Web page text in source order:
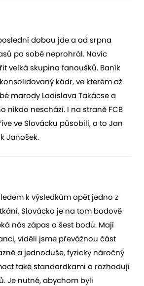
dobou jde a od srpna
po sobě neprohrál. Navíc
velká skupina fanoušků. Baník
kádr, ve kterém až
marody Ladislava Takácse a
nikdo neschází. I na straně FCB
ve Slovácku působili, a to Jan
Janošek.
k výsledkům opět jedno z
Slovácko je na tom bodově
nás zápas o šest bodů. Mají
viděli jsme převážnou část
a jednoduše, fyzicky náročný
také standardkami a rozhodují
Je nutné, abychom byli